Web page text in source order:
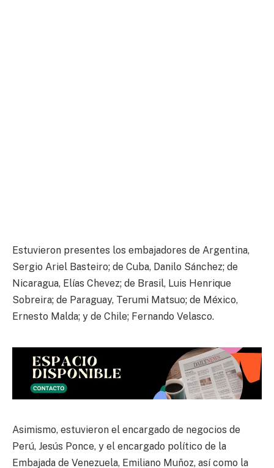
Estuvieron presentes los embajadores de Argentina,
Sergio Ariel Basteiro; de Cuba, Danilo Sánchez; de
Nicaragua, Elías Chevez; de Brasil, Luis Henrique
Sobreira; de Paraguay, Terumi Matsuo; de México,
Ernesto Malda; y de Chile; Fernando Velasco.
Asimismo, estuvieron el encargado de negocios de
Perú, Jesús Ponce, y el encargado político de la
Embajada de Venezuela, Emiliano Muñoz, así como la